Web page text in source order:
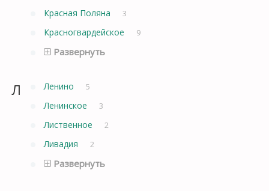
Красная Поляна 3
Красногвардейское 9
Развернуть
Л Ленино 5
Ленинское 3
Лиственное 2
Ливадия 2
Развернуть